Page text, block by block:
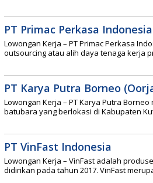
PT Primac Perkasa Indonesia
Lowongan Kerja – PT Primac Perkasa
outsourcing atau alih daya tenaga kerja
PT Karya Putra Borneo
Lowongan Kerja – PT Karya Putra
batubara yang berlokasi di Kabupaten
PT VinFast Indonesia
Lowongan Kerja – VinFast adalah
didirikan pada tahun 2017. VinFast